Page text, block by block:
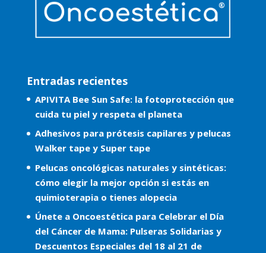
Entradas recientes
APIVITA Bee Sun Safe: la fotoprotección que
cuida tu piel y respeta el planeta
Adhesivos para prótesis capilares y pelucas
Walker tape y Super tape
Pelucas oncológicas naturales y sintéticas:
cómo elegir la mejor opción si estás en
quimioterapia o tienes alopecia
Únete a Oncoestética para Celebrar el Día
del Cáncer de Mama: Pulseras Solidarias y
Descuentos Especiales del 18 al 21 de